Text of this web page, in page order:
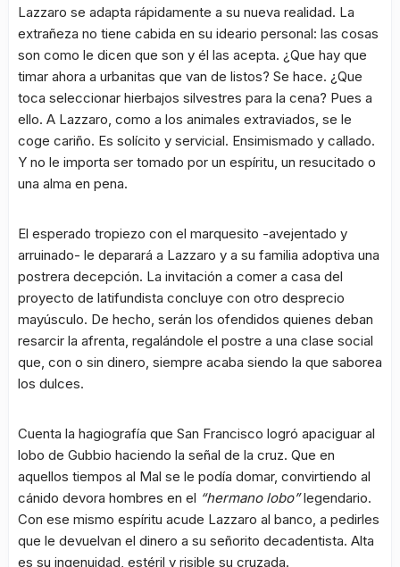
Lazzaro se adapta rápidamente a su nueva realidad. La
extrañeza no tiene cabida en su ideario personal: las cosas
son como le dicen que son y él las acepta. ¿Que hay que
timar ahora a urbanitas que van de listos? Se hace. ¿Que
toca seleccionar hierbajos silvestres para la cena? Pues a
ello. A Lazzaro, como a los animales extraviados, se le
coge cariño. Es solícito y servicial. Ensimismado y callado.
Y no le importa ser tomado por un espíritu, un resucitado o
una alma en pena.
El esperado tropiezo con el marquesito -avejentado y
arruinado- le deparará a Lazzaro y a su familia adoptiva una
postrera decepción. La invitación a comer a casa del
proyecto de latifundista concluye con otro desprecio
mayúsculo. De hecho, serán los ofendidos quienes deban
resarcir la afrenta, regalándole el postre a una clase social
que, con o sin dinero, siempre acaba siendo la que saborea
los dulces.
Cuenta la hagiografía que San Francisco logró apaciguar al
lobo de Gubbio haciendo la señal de la cruz. Que en
aquellos tiempos al Mal se le podía domar, convirtiendo al
cánido devora hombres en el “hermano lobo”legendario.
Con ese mismo espíritu acude Lazzaro al banco, a pedirles
que le devuelvan el dinero a su señorito decadentista. Alta
es su ingenuidad, estéril y risible su cruzada.